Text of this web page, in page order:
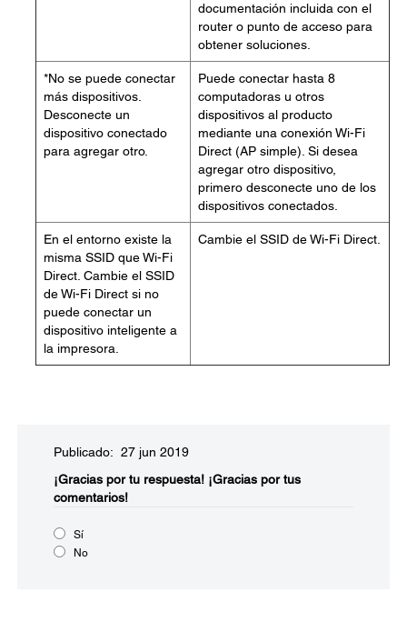
documentación incluida con el
router o punto de acceso para
obtener soluciones.
*No se puede conectar
más dispositivos.
Desconecte un
dispositivo conectado
para agregar otro.
Puede conectar hasta 8
computadoras u otros
dispositivos al producto
mediante una conexión Wi-Fi
Direct (AP simple). Si desea
agregar otro dispositivo,
primero desconecte uno de los
dispositivos conectados.
En el entorno existe la
misma SSID que Wi-Fi
Direct. Cambie el SSID
de Wi-Fi Direct si no
puede conectar un
dispositivo inteligente a
la impresora.
Cambie el SSID de Wi-Fi Direct.
Publicado: 27 jun 2019
¡Gracias por tu respuesta! ¡Gracias por tus
comentarios!
Sí
No